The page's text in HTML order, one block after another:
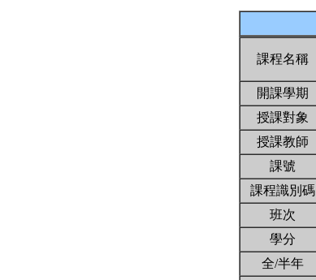
課程名稱
開課學期
授課對象
授課教師
課號
課程識別碼
班次
學分
全/半年